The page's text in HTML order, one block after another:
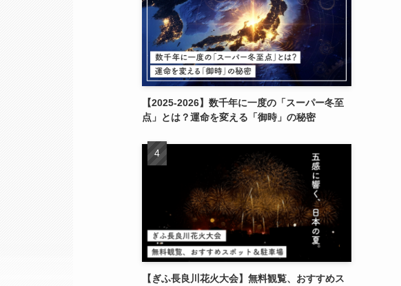
【2025-2026】数千年に一度の「スーパー冬至
点」とは？運命を変える「御時」の秘密
【ぎふ長良川花火大会】無料観覧、おすすめス